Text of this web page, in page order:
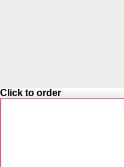
Click to order